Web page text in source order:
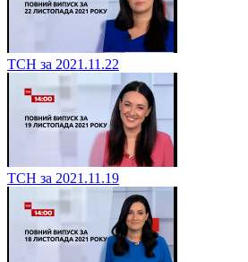
ТСН за 2021.11.22
ТСН за 2021.11.19